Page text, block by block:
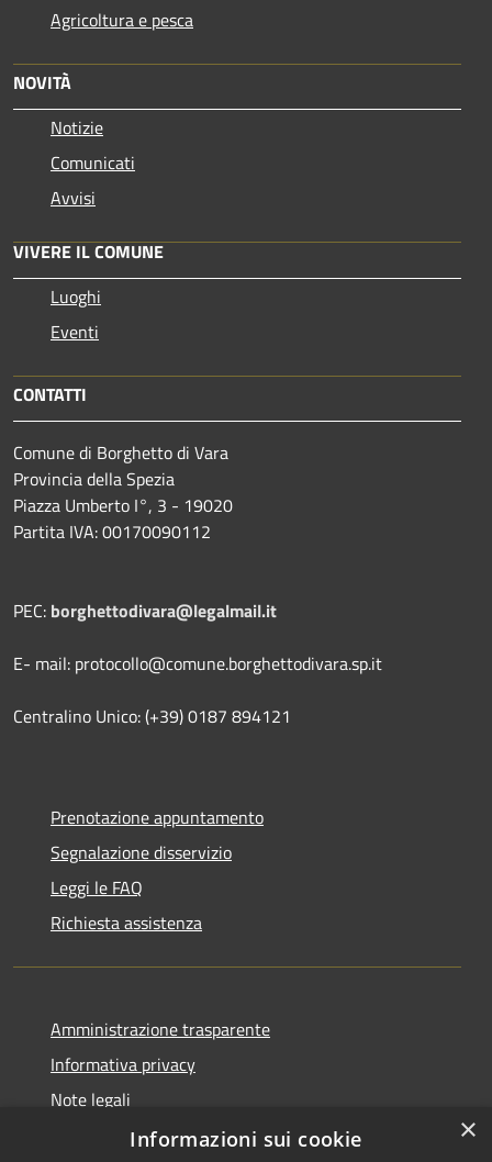
Agricoltura e pesca
NOVITÀ
Notizie
Comunicati
Avvisi
VIVERE IL COMUNE
Luoghi
Eventi
CONTATTI
Comune di Borghetto di Vara
Provincia della Spezia
Piazza Umberto I°, 3 - 19020
Partita IVA: 00170090112
PEC: borghettodivara@legalmail.it
E- mail: protocollo@comune.borghettodivara.sp.it
Centralino Unico: (+39) 0187 894121
Prenotazione appuntamento
Segnalazione disservizio
Leggi le FAQ
Richiesta assistenza
Amministrazione trasparente
Informativa privacy
Note legali
Dichiarazione di accessibilità
×
Informazioni sui cookie